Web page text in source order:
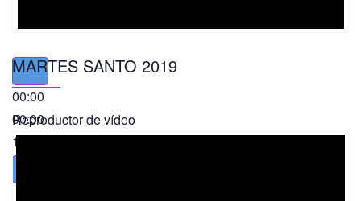
00:00
00:00
11:56
MARTES SANTO 2019
Reproductor de vídeo